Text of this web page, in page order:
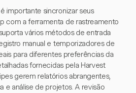
importante sincronizar seus
com a ferramenta de rastreamento
vários métodos de entrada
manual e temporizadores de
para diferentes preferências da
fornecidas pela Harvest
gerem relatórios abrangentes,
e análise de projetos. A revisão